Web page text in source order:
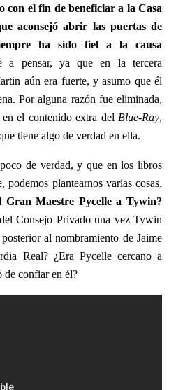
con el fin de beneficiar a la Casa
aconsejó abrir las puertas de
ha sido fiel a la causa
a pensar, ya que en la tercera
aún era fuerte, y asumo que él
Por alguna razón fue eliminada,
el contenido extra del Blue-Ray,
tiene algo de verdad en ella.
de verdad, y que en los libros
podemos plantearnos varias cosas.
Gran Maestre Pycelle a Tywin?
Consejo Privado una vez Tywin
al nombramiento de Jaime
Real? ¿Era Pycelle cercano a
confiar en él?